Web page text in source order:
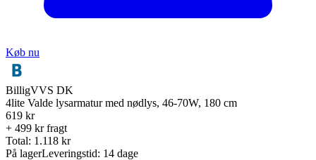
Køb nu
BilligVVS DK
4lite Valde lysarmatur med nødlys, 46-70W, 180 cm
619 kr
+ 499 kr fragt
Total: 1.118 kr
På lagerLeveringstid: 14 dage